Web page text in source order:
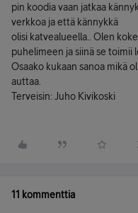
pin koodia vaan jatkaa
verkkoa ja että kännykkä
olisi katvealueella.. Olen
puhelimeen ja siinä se toimii
Osaako kukaan sanoa mikä
auttaa.
Terveisin: Juho Kivikoski
11 kommenttia